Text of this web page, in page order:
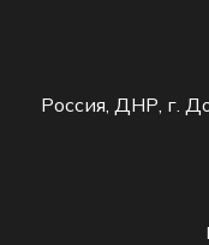
Россия, ДНР, г.